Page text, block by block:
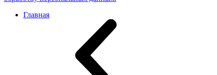
Главная